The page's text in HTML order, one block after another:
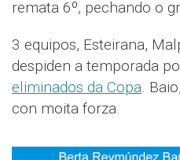
remata 6º, pechando o
3 equipos, Esteirana,
despiden a temporada
eliminados da Copa.
con moita forza.